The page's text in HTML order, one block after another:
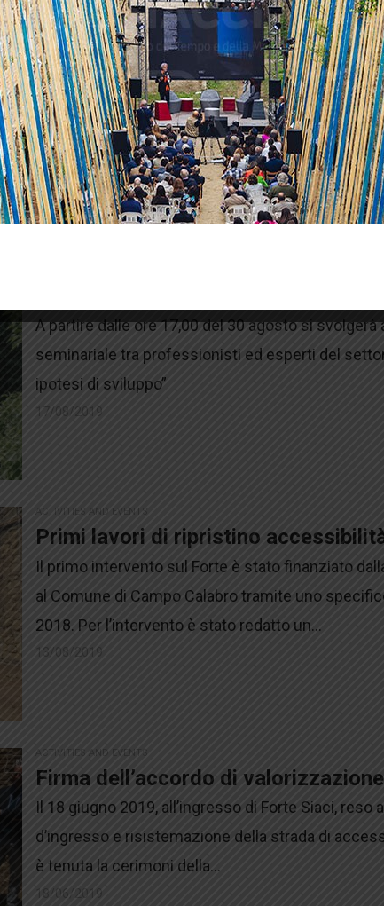
ACTIVITIES AND EVENTS
Campo Calabro riabbraccia
Un gigantesco tassello di memoria verrà
dalle 16 di sabato 31 agosto verrà aperto al
tra le più...
17/08/2019
A partire dalle ore 17,00 del 30 agosto si svolgerà
seminariale tra professionisti ed esperti del
ipotesi di sviluppo”
17/08/2019
ACTIVITIES AND EVENTS
Primi lavori di ripristino
Il primo intervento sul Forte è stato finanziato
al Comune di Campo Calabro tramite uno
2018. Per l’intervento è stato redatto un...
13/08/2019
ACTIVITIES AND EVENTS
Firma dell’accordo di valorizzazione
Il 18 giugno 2019, all’ingresso di Forte Siaci,
d’ingresso e risistemazione della strada di
è tenuta la cerimoni della...
18/06/2019